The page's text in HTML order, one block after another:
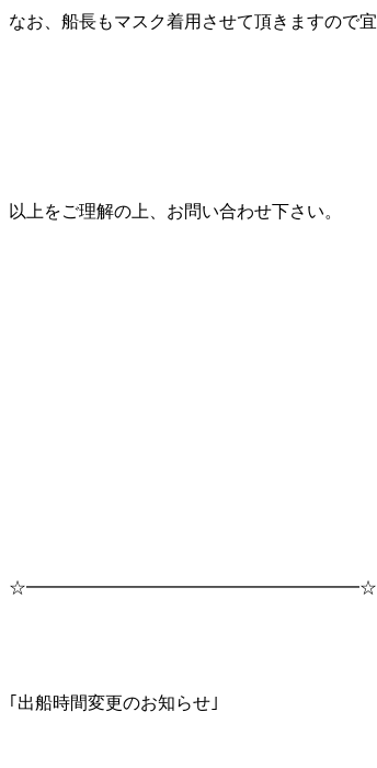
なお、船長もマスク着用させて頂きますので
以上をご理解の上、お問い合わせ下さい。
☆━━━━━━━━━━━━━━━━━━━☆
｢出船時間変更のお知らせ｣